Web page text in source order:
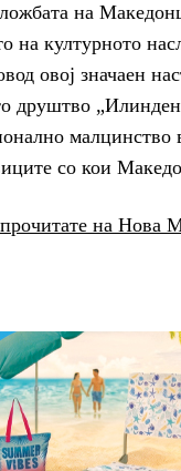
на
на културното
овој значаен
друштво
малцинство
со кои
на Нова